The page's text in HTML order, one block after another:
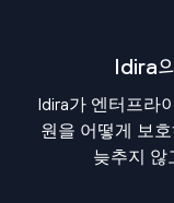
Idira
Idira가 엔터프라
원을 어떻게 보
늦추지 않